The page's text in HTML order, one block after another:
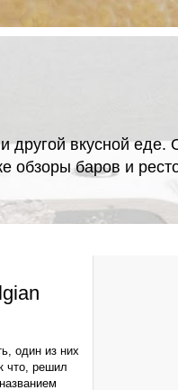
другой вкусной еде.
обзоры баров и
один из них
что, решил